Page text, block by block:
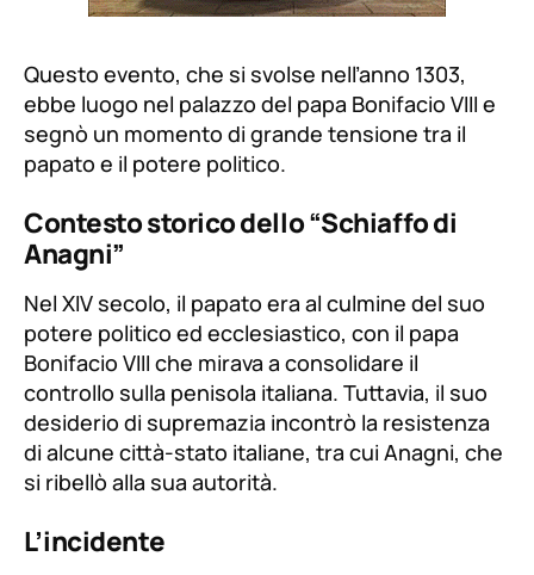
Questo evento, che si svolse nell’anno 1303,
ebbe luogo nel palazzo del papa Bonifacio VIII e
segnò un momento di grande tensione tra il
papato e il potere politico.
Contesto storico dello “Schiaffo di
Anagni”
Nel XIV secolo, il papato era al culmine del suo
potere politico ed ecclesiastico, con il papa
Bonifacio VIII che mirava a consolidare il
controllo sulla penisola italiana. Tuttavia, il suo
desiderio di supremazia incontrò la resistenza
di alcune città-stato italiane, tra cui Anagni, che
si ribellò alla sua autorità.
L’incidente